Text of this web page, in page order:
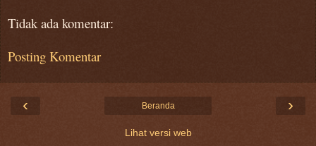
Tidak ada komentar:
Posting Komentar
‹ ›
Beranda
Lihat versi web